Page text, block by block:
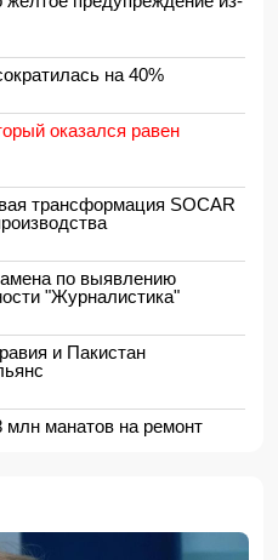
на 40%
оказался равен
трансформация SOCAR
по выявлению
"Журналистика"
и Пакистан
млн манатов на ремонт
по медиа и вещанию
в Баку потушен